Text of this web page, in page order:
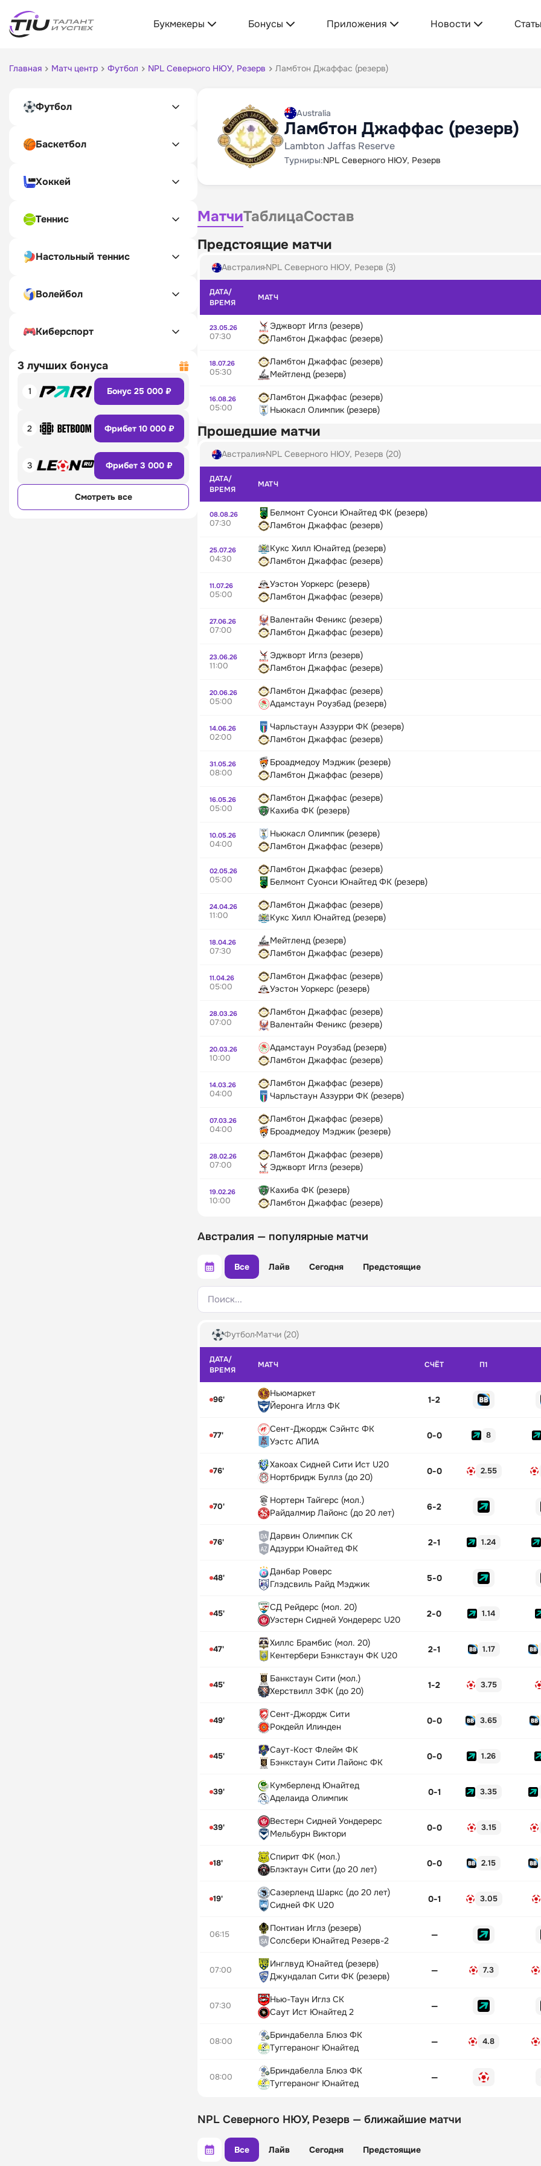
Букмекеры Бонусы Приложения Новости
Главная Матч центр Футбол NPL Северного НЮУ, Резерв Ламбтон Джаффас (резерв)
Футбол
Баскетбол
Хоккей
Теннис
Настольный теннис
Волейбол
Киберспорт
3 лучших бонуса
1 Бонус 25 000 ₽
2 Фрибет 10 000 ₽
3 Фрибет 3 000 ₽
Смотреть все
Australia
Ламбтон Джаффас (резерв)
Lambton Jaffas Reserve
Турниры:NPL Северного НЮУ, Резерв
МатчиТаблицаСостав
Предстоящие матчи
АвстралияNPL Северного НЮУ, Резерв (3)
ДАТА/
ВРЕМЯ
МАТЧ
23.05.26
07:30
Эджворт Иглз (резерв)
Ламбтон Джаффас (резерв)
18.07.26
05:30
Ламбтон Джаффас (резерв)
Мейтленд (резерв)
16.08.26
05:00
Ламбтон Джаффас (резерв)
Ньюкасл Олимпик (резерв)
Прошедшие матчи
АвстралияNPL Северного НЮУ, Резерв (20)
ДАТА/
ВРЕМЯ
МАТЧ
08.08.26
07:30
Белмонт Суонси Юнайтед ФК (резерв)
Ламбтон Джаффас (резерв)
25.07.26
04:30
Кукс Хилл Юнайтед (резерв)
Ламбтон Джаффас (резерв)
11.07.26
05:00
Уэстон Уоркерс (резерв)
Ламбтон Джаффас (резерв)
27.06.26
07:00
Валентайн Феникс (резерв)
Ламбтон Джаффас (резерв)
23.06.26
11:00
Эджворт Иглз (резерв)
Ламбтон Джаффас (резерв)
20.06.26
05:00
Ламбтон Джаффас (резерв)
Адамстаун Роузбад (резерв)
14.06.26
02:00
Чарльстаун Аззурри ФК (резерв)
Ламбтон Джаффас (резерв)
31.05.26
08:00
Броадмедоу Мэджик (резерв)
Ламбтон Джаффас (резерв)
16.05.26
05:00
Ламбтон Джаффас (резерв)
Кахиба ФК (резерв)
10.05.26
04:00
Ньюкасл Олимпик (резерв)
Ламбтон Джаффас (резерв)
02.05.26
05:00
Ламбтон Джаффас (резерв)
Белмонт Суонси Юнайтед ФК (резерв)
24.04.26
11:00
Ламбтон Джаффас (резерв)
Кукс Хилл Юнайтед (резерв)
18.04.26
07:30
Мейтленд (резерв)
Ламбтон Джаффас (резерв)
11.04.26
05:00
Ламбтон Джаффас (резерв)
Уэстон Уоркерс (резерв)
28.03.26
07:00
Ламбтон Джаффас (резерв)
Валентайн Феникс (резерв)
20.03.26
10:00
Адамстаун Роузбад (резерв)
Ламбтон Джаффас (резерв)
14.03.26
04:00
Ламбтон Джаффас (резерв)
Чарльстаун Аззурри ФК (резерв)
07.03.26
04:00
Ламбтон Джаффас (резерв)
Броадмедоу Мэджик (резерв)
28.02.26
07:00
Ламбтон Джаффас (резерв)
Эджворт Иглз (резерв)
19.02.26
10:00
Кахиба ФК (резерв)
Ламбтон Джаффас (резерв)
Австралия — популярные матчи
Все Лайв Сегодня Предстоящие
Поиск...
Футбол Матчи (20)
ДАТА/
ВРЕМЯ
МАТЧ СЧЁТ П1
96'
Ньюмаркет
Йеронга Иглз ФК
1-2
77'
Сент-Джордж Сэйнтс ФК
Уэстс АПИА
0-0 8
76'
Хакоах Сидней Сити Ист U20
Нортбридж Буллз (до 20)
0-0 2.55
70'
Нортерн Тайгерс (мол.)
Райдалмир Лайонс (до 20 лет)
6-2
76'
Дарвин Олимпик СК
Адзурри Юнайтед ФК
2-1 1.24
48'
Данбар Роверс
Глэдсвиль Райд Мэджик
5-0
45'
СД Рейдерс (мол. 20)
Уэстерн Сидней Уондерерс U20
2-0 1.14
47'
Хиллс Брамбис (мол. 20)
Кентербери Бэнкстаун ФК U20
2-1 1.17
45'
Банкстаун Сити (мол.)
Херствилл ЗФК (до 20)
1-2 3.75
49'
Сент-Джордж Сити
Рокдейл Илинден
0-0 3.65
45'
Саут-Кост Флейм ФК
Бэнкстаун Сити Лайонс ФК
0-0 1.26
39'
Кумберленд Юнайтед
Аделаида Олимпик
0-1 3.35
39'
Вестерн Сидней Уондерерс
Мельбурн Виктори
0-0 3.15
18'
Спирит ФК (мол.)
Блэктаун Сити (до 20 лет)
0-0 2.15
19'
Сазерленд Шаркс (до 20 лет)
Сидней ФК U20
0-1 3.05
06:15
Понтиан Иглз (резерв)
Солсбери Юнайтед Резерв-2
—
07:00
Инглвуд Юнайтед (резерв)
Джундалап Сити ФК (резерв)
— 7.3
07:30
Нью-Таун Иглз СК
Саут Ист Юнайтед 2
—
08:00
Бриндабелла Блюз ФК
Туггеранонг Юнайтед
— 4.8
08:00
Бриндабелла Блюз ФК
Туггеранонг Юнайтед
—
NPL Северного НЮУ, Резерв — ближайшие матчи
Все Лайв Сегодня Предстоящие